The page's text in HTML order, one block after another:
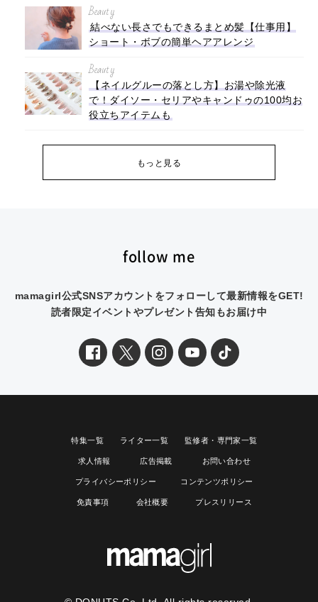
Beauty
結べない長さでもできるまとめ髪【仕事用】
ショート・ボブの簡単ヘアアレンジ
Beauty
【ネイルグルーの落とし方】お湯や除光液
で！ダイソー・セリアやキャンドゥの100均お
役立ちアイテムも
もっと見る
follow me
mamagirl公式SNSアカウントをフォローして最新情報をGET!
読者限定イベントやプレゼント告知もお届け中
特集一覧 ライター一覧 監修者・専門家一覧
求人情報 広告掲載 お問い合わせ
プライバシーポリシー コンテンツポリシー
免責事項 会社概要 プレスリリース